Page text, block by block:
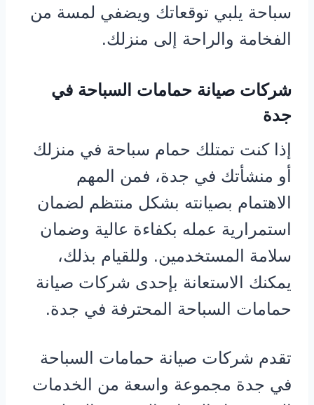
سباحة يلبي توقعاتك ويضفي لمسة من
الفخامة والراحة إلى منزلك.
شركات صيانة حمامات السباحة في
جدة
إذا كنت تمتلك حمام سباحة في منزلك
أو منشأتك في جدة، فمن المهم
الاهتمام بصيانته بشكل منتظم لضمان
استمرارية عمله بكفاءة عالية وضمان
سلامة المستخدمين. وللقيام بذلك،
يمكنك الاستعانة بإحدى شركات صيانة
حمامات السباحة المحترفة في جدة.
تقدم شركات صيانة حمامات السباحة
في جدة مجموعة واسعة من الخدمات